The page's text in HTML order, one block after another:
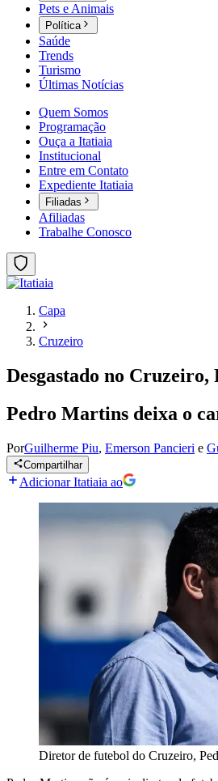
Pets e Animais
Política
Saúde
Trends
Turismo
Últimas Notícias
Quem Somos
Programação
Ouça a Itatiaia
Institucional
Entre em Contato
Expediente Itatiaia
Filiadas
Afiliadas
Trabalhe Conosco
Capa
Cruzeiro
Desgastado no Cruzeiro,
Pedro Martins deixa o
PorGuilherme Piu, Emerson Pancieri e
Compartilhar
Adicionar Itatiaia ao
Diretor de futebol do Cruzeiro,